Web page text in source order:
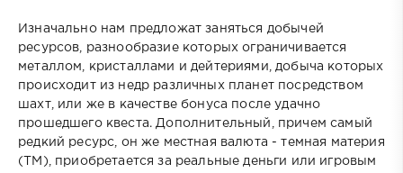
Изначально нам предложат заняться добычей
ресурсов, разнообразие которых ограничивается
металлом, кристаллами и дейтериями, добыча которых
происходит из недр различных планет посредством
шахт, или же в качестве бонуса после удачно
прошедшего квеста. Дополнительный, причем самый
редкий ресурс, он же местная валюта - темная материя
(ТМ), приобретается за реальные деньги или игровым